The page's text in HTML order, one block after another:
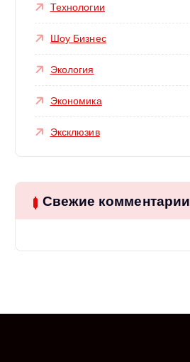
Технологии
Шоу Бизнес
Экология
Экономика
Эксклюзив
Свежие комментарии